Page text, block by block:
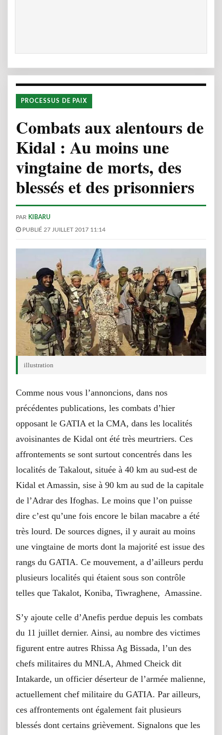
PROCESSUS DE PAIX
Combats aux alentours de
Kidal : Au moins une
vingtaine de morts, des
blessés et des prisonniers
PAR KIBARU
PUBLIÉ 27 JUILLET 2017 11:14
illustration
Comme nous vous l’annoncions, dans nos
précédentes publications, les combats d’hier
opposant le GATIA et la CMA, dans les localités
avoisinantes de Kidal ont été très meurtriers. Ces
affrontements se sont surtout concentrés dans les
localités de Takalout, située à 40 km au sud-est de
Kidal et Amassin, sise à 90 km au sud de la capitale
de l’Adrar des Ifoghas. Le moins que l’on puisse
dire c’est qu’une fois encore le bilan macabre a été
très lourd. De sources dignes, il y aurait au moins
une vingtaine de morts dont la majorité est issue des
rangs du GATIA. Ce mouvement, a d’ailleurs perdu
plusieurs localités qui étaient sous son contrôle
telles que Takalot, Koniba, Tiwraghene, Amassine.
S’y ajoute celle d’Anefis perdue depuis les combats
du 11 juillet dernier. Ainsi, au nombre des victimes
figurent entre autres Rhissa Ag Bissada, l’un des
chefs militaires du MNLA, Ahmed Cheick dit
Intakarde, un officier déserteur de l’armée malienne,
actuellement chef militaire du GATIA. Par ailleurs,
ces affrontements ont également fait plusieurs
blessés dont certains grièvement. Signalons que les